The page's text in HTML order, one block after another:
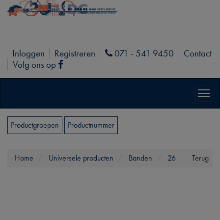
Inloggen Registreren Phone
071 - 541 9450
Contact
Volg ons op
Facebook
Productgroepen Productnummer
Terug
Home Universele producten Banden 26